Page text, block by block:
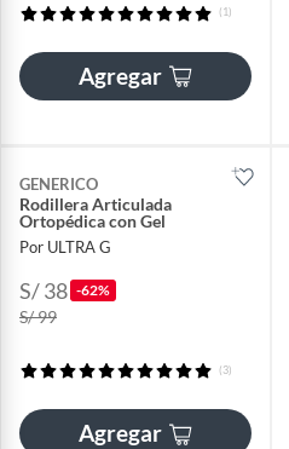
(1)
Agregar
GENERICO
Rodillera Articulada
Ortopédica con Gel
Por ULTRA G
S/ 38 -62%
S/ 99
(3)
Agregar